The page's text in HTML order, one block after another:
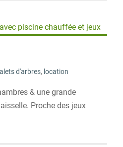
d'arbres, location
& une grande
Proche des jeux